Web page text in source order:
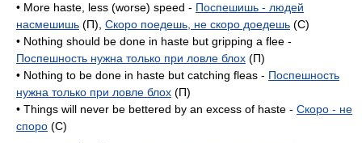
• More haste, less (worse) speed - Поспешишь - людей
насмешишь (П), Скоро поедешь, не скоро доедешь (C)
• Nothing should be done in haste but gripping a flee -
Поспешность нужна только при ловле блох (П)
• Nothing to be done in haste but catching fleas - Поспешность
нужна только при ловле блох (П)
• Things will never be bettered by an excess of haste - Скоро - не
споро (C)